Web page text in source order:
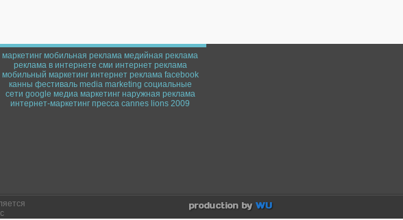
маркетинг мобильная реклама медийная реклама
реклама в интернете сми интернет реклама
мобильный маркетинг интернет реклама facebook
канны фестиваль media marketing социальные
сети google медиа маркетинг наружная реклама
интернет-маркетинг пресса cannes lions 2009